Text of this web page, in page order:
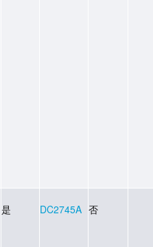
是 DC2745A 否